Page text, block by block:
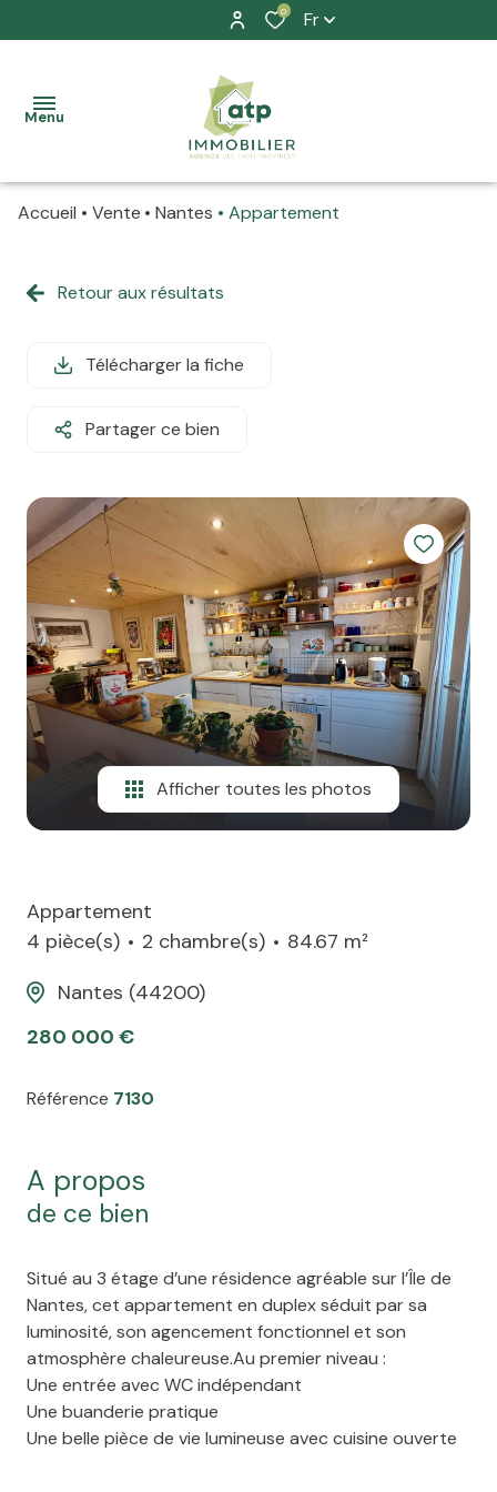
0 Fr
Menu
nos
à la
location
allure
La
team
ATP
alerte
e-
mail
financement
contact
Accueil Vente Nantes Appartement
Retour aux résultats
Télécharger la fiche
Partager ce bien
Afficher toutes les photos
Appartement
4 pièce(s)
2 chambre(s)
84.67 m²
Nantes (44200)
280 000 €
Référence 7130
a propos
de ce bien
Situé au 3 étage d’une résidence agréable sur l’Île de
Nantes, cet appartement en duplex séduit par sa
luminosité, son agencement fonctionnel et son
atmosphère chaleureuse.Au premier niveau :
Une entrée avec WC indépendant
Une buanderie pratique
Une belle pièce de vie lumineuse avec cuisine ouverte